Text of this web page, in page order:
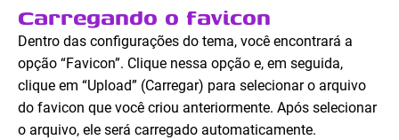
Carregando o favicon
Dentro das configurações do tema, você encontrará a
opção “Favicon”. Clique nessa opção e, em seguida,
clique em “Upload” (Carregar) para selecionar o arquivo
do favicon que você criou anteriormente. Após selecionar
o arquivo, ele será carregado automaticamente.